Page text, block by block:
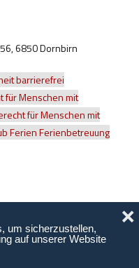
um sicherzustellen,
auf unserer Website
❌
6850 Dornbirn
barrierefrei
für Menschen mit
für Menschen mit
Ferien Ferienbetreuung